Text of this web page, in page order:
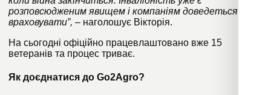
розповсюдженим явищем і компаніям доведеться це
враховувати”, – наголошує Вікторія.
На сьогодні офіційно працевлаштовано вже 15
ветеранів та процес триває.
Як доєднатися до Go2Agro?